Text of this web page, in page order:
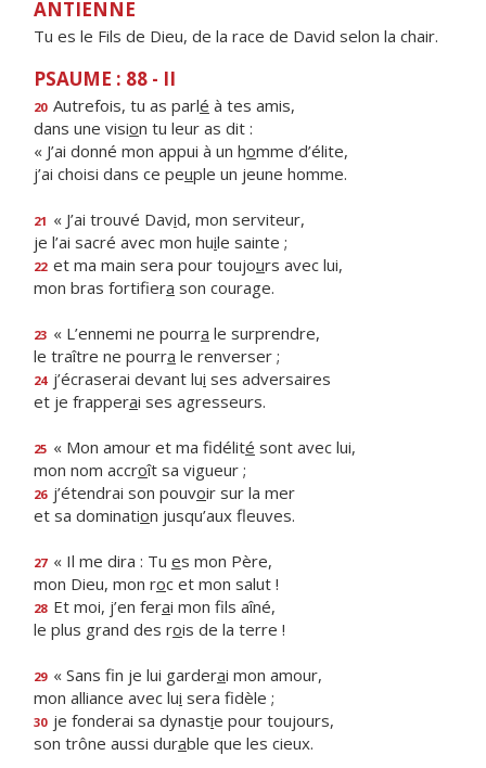
ANTIENNE
Tu es le Fils de Dieu, de la race de David selon la chair.
PSAUME : 88 - II
20 Autrefois, tu as parlé à tes amis,
dans une vision tu leur as dit :
« J’ai donné mon appui à un homme d’élite,
j’ai choisi dans ce peuple un jeune homme.
21 « J’ai trouvé David, mon serviteur,
je l’ai sacré avec mon huile sainte ;
22 et ma main sera pour toujours avec lui,
mon bras fortifiera son courage.
23 « L’ennemi ne pourra le surprendre,
le traître ne pourra le renverser ;
24 j’écraserai devant lui ses adversaires
et je frapperai ses agresseurs.
25 « Mon amour et ma fidélité sont avec lui,
mon nom accroît sa vigueur ;
26 j’étendrai son pouvoir sur la mer
et sa domination jusqu’aux fleuves.
27 « Il me dira : Tu es mon Père,
mon Dieu, mon roc et mon salut !
28 Et moi, j’en ferai mon fils aîné,
le plus grand des rois de la terre !
29 « Sans fin je lui garderai mon amour,
mon alliance avec lui sera fidèle ;
30 je fonderai sa dynastie pour toujours,
son trône aussi durable que les cieux.